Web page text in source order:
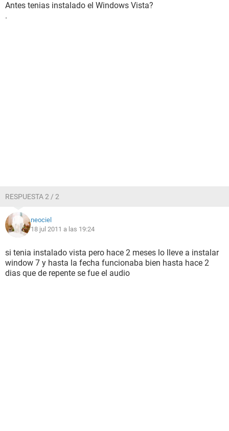
Antes tenias instalado el Windows Vista?
.
RESPUESTA 2 / 2
neociel
18 jul 2011 a las 19:24
si tenia instalado vista pero hace 2 meses lo lleve a instalar
window 7 y hasta la fecha funcionaba bien hasta hace 2
dias que de repente se fue el audio